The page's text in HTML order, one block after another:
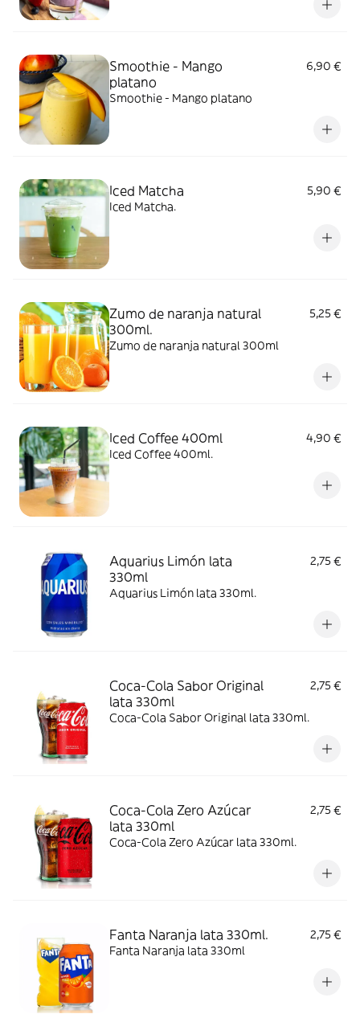
Smoothie - Mango
platano
6,90 €
Smoothie - Mango platano
Iced Matcha
5,90 €
Iced Matcha.
Zumo de naranja natural
300ml.
5,25 €
Zumo de naranja natural 300ml
Iced Coffee 400ml
4,90 €
Iced Coffee 400ml.
Aquarius Limón lata
330ml
2,75 €
Aquarius Limón lata 330ml.
Coca-Cola Sabor Original
lata 330ml
2,75 €
Coca-Cola Sabor Original lata 330ml.
Coca-Cola Zero Azúcar
lata 330ml
2,75 €
Coca-Cola Zero Azúcar lata 330ml.
Fanta Naranja lata 330ml.
2,75 €
Fanta Naranja lata 330ml